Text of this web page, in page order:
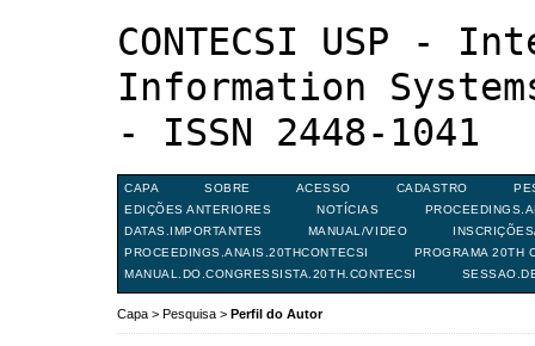
CONTECSI USP -
Information
- ISSN 2448-1041
CAPA SOBRE ACESSO CADASTRO
EDIÇÕES ANTERIORES
NOTÍCIAS
DATAS.IMPORTANTES
MANUAL/VIDEO
PROCEEDINGS.ANAIS.20THCONTECSI
PROGRAMA 20TH
MANUAL.DO.CONGRESSISTA.20TH.CONTECSI
Capa > Pesquisa > Perfil do Autor